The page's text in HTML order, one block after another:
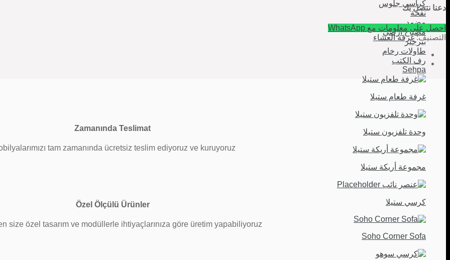
كراسي جلوس
نفخة
مضمد
مصباح ارضي
بيرجير
طاولات رخام
رف الكتب
Sehpa
غرفة طعام ستيلا
وحدة تلفزيون ستيلا
مجموعة أريكة ستيلا
كرسي ستيلا
Soho Corner Sofa
دعنا نتصل بك
احصل على معلومات مع WhatsApp
التصنيف:غرفة العشاء
Zamanında Teslimat
tam zamanında ücretsiz teslim ediyoruz ve kuruyoruz.
Özel Ölçülü Ürünler
size özel tasarım ve modüllerle ihtiyaçlarınıza göre üretim yapabiliyoruz.